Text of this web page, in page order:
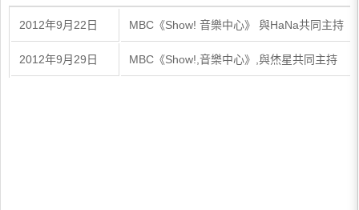
2012年9月22日 MBC《Show! 音樂中心》 與HaNa共同主持
2012年9月29日 MBC《Show!,音樂中心》,與烋星共同主持